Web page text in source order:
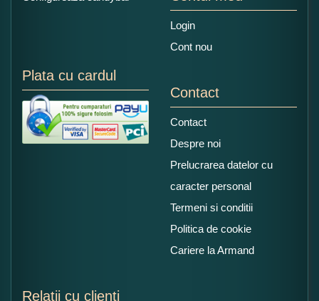
Login
Cont nou
Plata cu cardul
Contact
Contact
Despre noi
Prelucrarea datelor cu
caracter personal
Termeni si conditii
Politica de cookie
Cariere la Armand
Relatii cu clienti